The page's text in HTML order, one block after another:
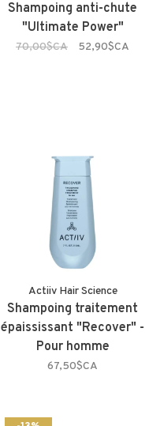
Shampoing anti-chute
"Ultimate Power"
70,00$CA 52,90$CA
Actiiv Hair Science
Shampoing traitement
épaississant "Recover" -
Pour homme
67,50$CA